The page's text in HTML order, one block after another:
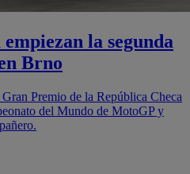
la segunda
Brno
Premio de la República Checa
del Mundo de MotoGP y